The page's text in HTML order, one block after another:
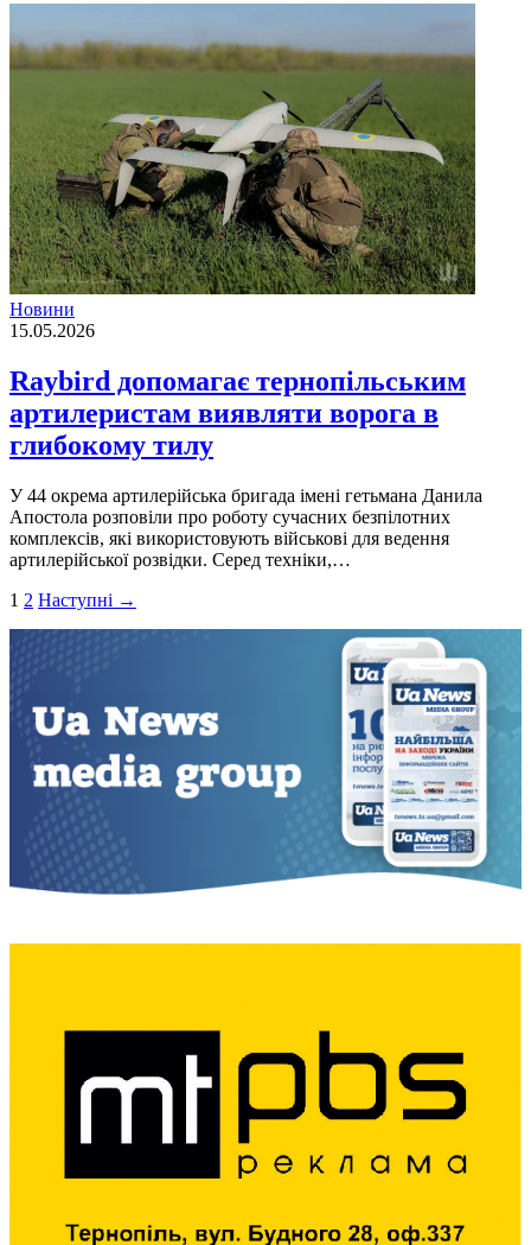
Новини
15.05.2026
Raybird допомагає тернопільським
артилеристам виявляти ворога в
глибокому тилу
У 44 окрема артилерійська бригада імені гетьмана Данила
Апостола розповіли про роботу сучасних безпілотних
комплексів, які використовують військові для ведення
артилерійської розвідки. Серед техніки,…
Пагінація
записів
1 2 Наступні →